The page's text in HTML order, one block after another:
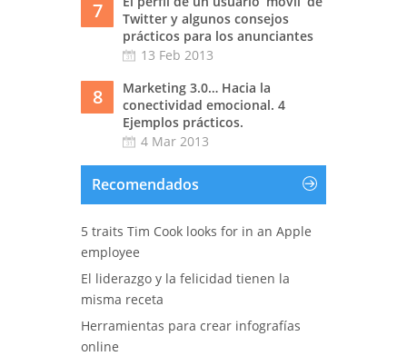
7
Twitter y algunos consejos
prácticos para los anunciantes
13 Feb 2013
8
Marketing 3.0… Hacia la
conectividad emocional. 4
Ejemplos prácticos.
4 Mar 2013
Recomendados
5 traits Tim Cook looks for in an Apple
employee
El liderazgo y la felicidad tienen la
misma receta
Herramientas para crear infografías
online